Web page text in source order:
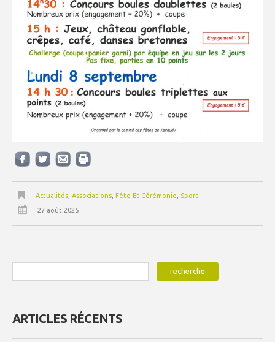
Actualités, Associations, Fête Et Cérémonie
Sport
27 août 2025
ARTICLES RÉCENTS